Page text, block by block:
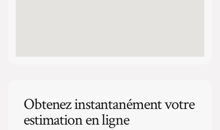
Obtenez instantanément votre
estimation en ligne